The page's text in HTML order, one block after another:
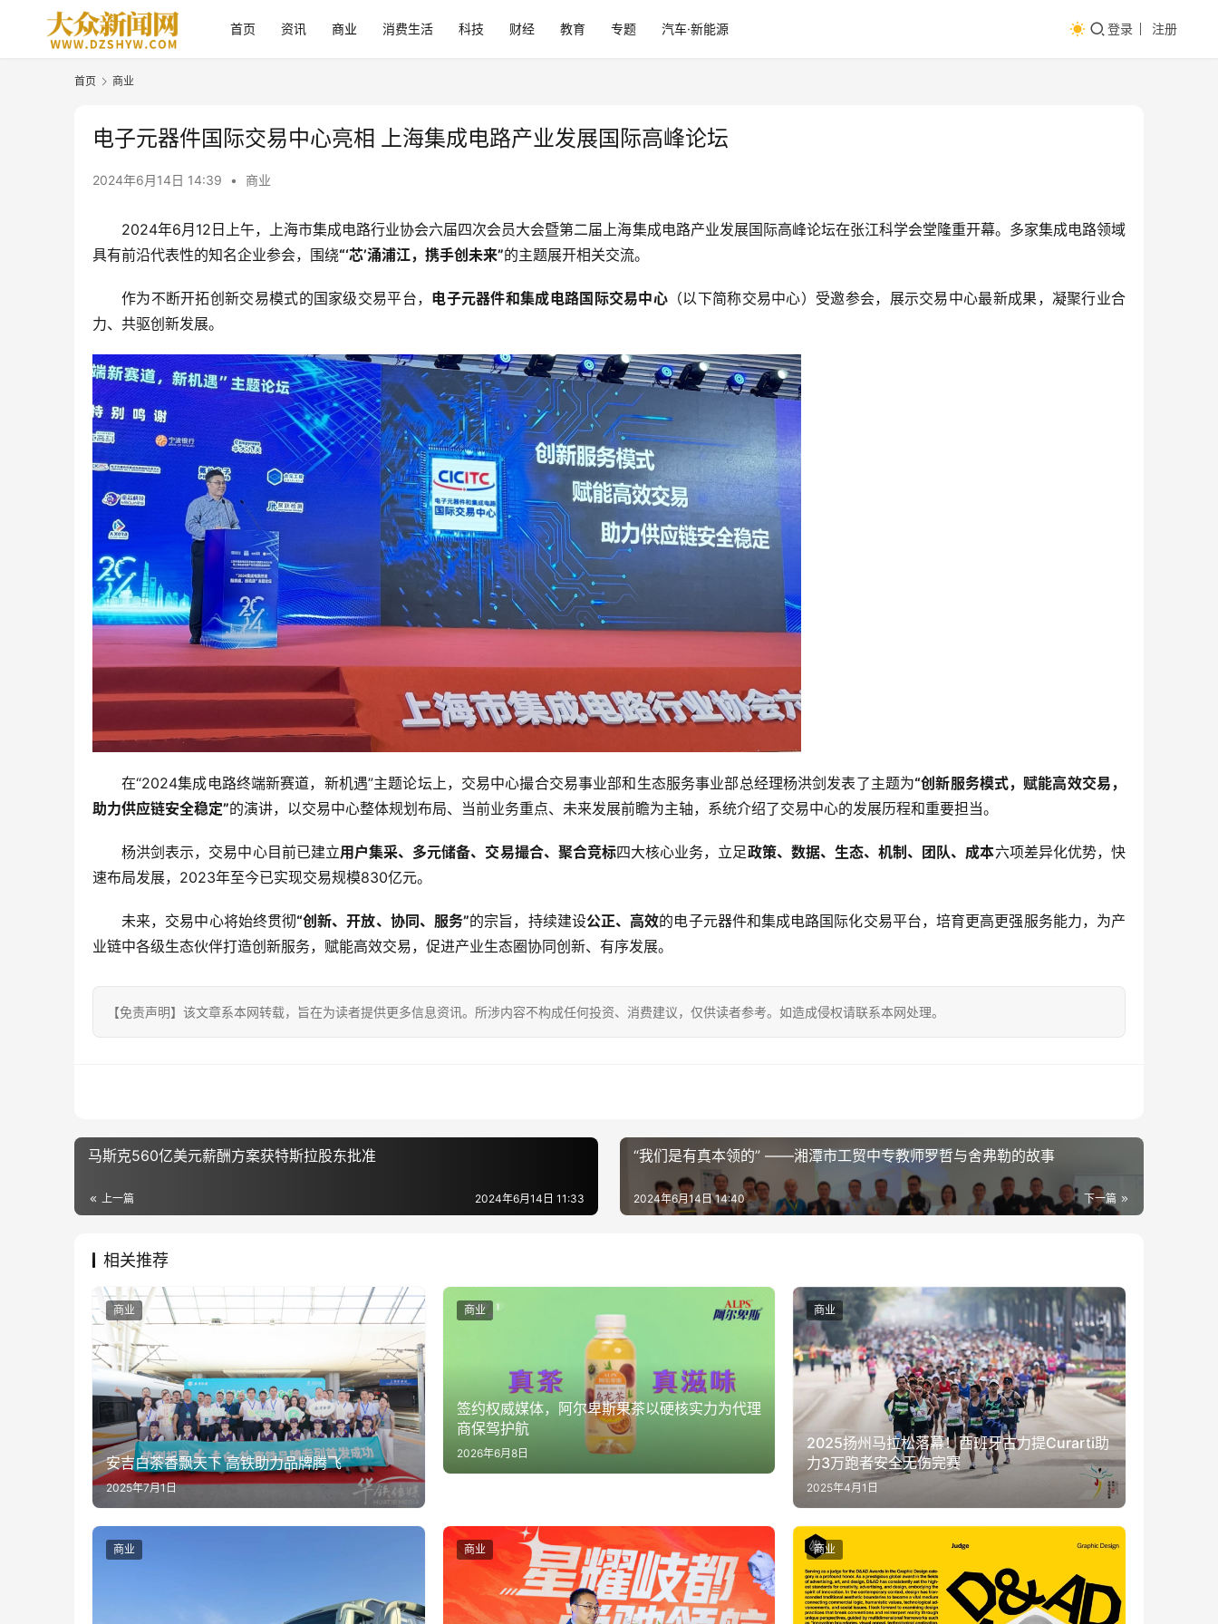
首页 资讯 商业 消费生活 科技 财经 教育 专题 汽车·新能源 登录 注册
首页 商业
电子元器件国际交易中心亮相 上海集成电路产业发展国际高峰论坛
2024年6月14日 14:39 • 商业
2024年6月12日上午，上海市集成电路行业协会六届四次会员大会暨第二届上海集成电路产业发展国际高峰论坛在张江科学会堂隆重开幕。多家集成电路领域
具有前沿代表性的知名企业参会，围绕“‘芯’涌浦江，携手创未来”的主题展开相关交流。
作为不断开拓创新交易模式的国家级交易平台， 电子元器件和集成电路国际交易中心 （以下简称交易中心）受邀参会，展示交易中心最新成果，凝聚行业合
力、共驱创新发展。
在“2024集成电路终端新赛道，新机遇”主题论坛上，交易中心撮合交易事业部和生态服务事业部总经理杨洪剑发表了主题为“创新服务模式， 赋能高效交易，
助力供应链安全稳定”的演讲，以交易中心整体规划布局、当前业务重点、未来发展前瞻为主轴，系统介绍了交易中心的发展历程和重要担当。
杨洪剑表示，交易中心目前已建立用户集采、多元储备、交易撮合、聚合竞标四大核心业务，立足政策、数据、生态、机制、团队、成本六项差异化优势，快
速布局发展，2023年至今已实现交易规模830亿元。
未来，交易中心将始终贯彻“创新、开放、协同、服务”的宗旨，持续建设公正、高效的电子元器件和集成电路国际化交易平台，培育更高更强服务能力，为产
业链中各级生态伙伴打造创新服务，赋能高效交易，促进产业生态圈协同创新、有序发展。
【免责声明】该文章系本网转载，旨在为读者提供更多信息资讯。所涉内容不构成任何投资、消费建议，仅供读者参考。如造成侵权请联系本网处理。
马斯克560亿美元薪酬方案获特斯拉股东批准
上一篇 2024年6月14日 11:33
“我们是有真本领的” ——湘潭市工贸中专教师罗哲与舍弗勒的故事
下一篇
2024年6月14日 14:40
相关推荐
安吉白茶香飘天下 高铁助力品牌腾飞
2025年7月1日
商业
签约权威媒体，阿尔卑斯果茶以硬核实力为代理
商保驾护航
2026年6月8日
商业
2025扬州马拉松落幕！西班牙古力提Curarti助
力3万跑者安全无伤完赛
2025年4月1日
商业
商业 商业 商业